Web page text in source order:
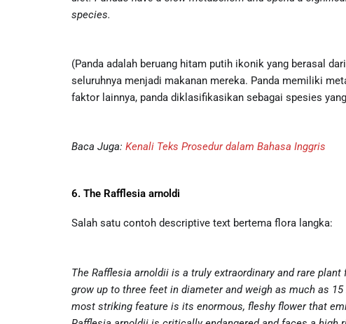
species.
(Panda adalah beruang hitam putih ikonik yang berasal
seluruhnya menjadi makanan mereka. Panda memiliki
faktor lainnya, panda diklasifikasikan sebagai spesies
Baca Juga: Kenali Teks Prosedur dalam Bahasa Inggris
6. The Rafflesia arnoldi
Salah satu contoh descriptive text bertema flora langka:
The Rafflesia arnoldii is a truly extraordinary and rare
grow up to three feet in diameter and weigh as much as
most striking feature is its enormous, fleshy flower that